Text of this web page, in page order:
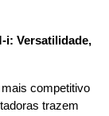
i: Versatilidade,
competitivo
trazem